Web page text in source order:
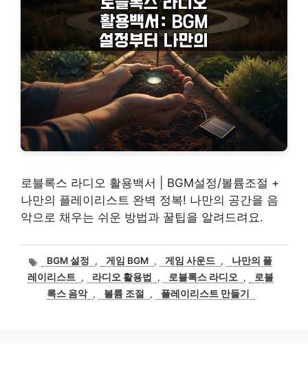
로블록스 라디오 활용백서 | BGM설정/볼륨조절 +
나만의 플레이리스트 완벽 정복! 나만의 공간을 음
악으로 채우는 쉬운 방법과 꿀팁을 알려드려요.
태
그
BGM 설정 , 게임 BGM , 게임 사운드 ,
나만의 플
레이리스트 , 라디오 활용법 , 로블록스 라디오 ,
로블
록스 음악 , 볼륨 조절 , 플레이리스트 만들기